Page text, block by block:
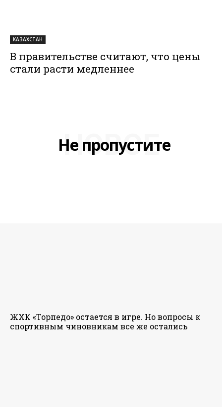
КАЗАХСТАН
В правительстве считают, что цены
стали расти медленнее
Не пропустите
НОВОЕ
ЖХК «Торпедо» остается в игре. Но вопросы к
спортивным чиновникам все же остались